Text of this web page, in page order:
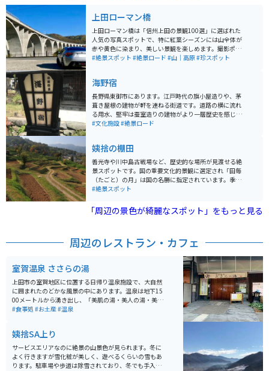
上田ローマン橋
上田ローマン橋は「信州上田の景観100選」に選ばれた
人気の写真スポットで、特に紅葉シーズンには山全体が
赤や黄色に染まり、美しい景観を楽しめます。撮影ポイ
ントは上信越自動車道の橋の下にあり、上田菅平ICから
っくり撮影に集中できます。広がる山々と巨大な橋梁が
作り出す迫力ある構図は、季節ごとに雰囲気が変わり、
特に秋には色づいた木々と橋のコントラストが見事。静
かな環境で自然と構造物の美しさを同時に味わえる、上
田らしい風景を楽しめるスポットです。
#絶景スポット #絶景ロード #山｜高原#珍スポット
海野宿
長野県東御市にあります。江戸時代の旗小屋造りや、茅
葺き屋根の建物が軒を連ねる街道です。道路の横に流れ
る用水、堅牢は蚕室造りの建物がより一層歴史を感じさ
せています。昭和61年に【日本の道百選】に選ばれ、翌
もありますので観光も十分にできます。
#文化施設#絶景ロード
姨捨の棚田
善光寺や川中島古戦場など、歴史的な場所が見渡せる絶
景スポットです。国の重要文化的景観に選定され「田毎
（たごと）の月」は国の名勝に指定されています。季節
や時間によって姿を変える風景は、日本の原風景を思わ
#絶景スポット
「周辺の景色が綺麗なスポット」をもっと見る
周辺のレストラン・カフェ
室賀温泉 ささらの湯
上田市の室賀地区に位置する日帰り温泉施設で、大自然
に囲まれたのどかな風景の中にあります。温泉は地下15
00メートルから湧き出し、「美肌の湯・美人の湯・美粧
水の湯」の名で知られています。水質は「単純硫黄泉」
露天風呂・サウナが併設されています。男女の入浴エリ
アは月代わりで交代します。飲泉所もあり、五感を使っ
て温泉を堪能することができます。 営業時間は朝風呂が
5時から8時（最終受付7時30分、入浴は7時45分ま
#食事処 #お土産#温泉
姨捨SA上り
サービスエリアなのに絶景の山景色が見られます。冬に
よく行きますが雪化粧が美しく、遊べるくらいの雪もあ
ります。駐車場や歩道は除雪されており、冬でも手入れ